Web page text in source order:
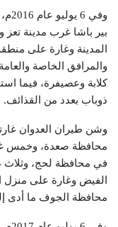
بير باشا غرب مدينة
المدينة وغارة على
والمرافق الخاصة
كلابة وعصيفرة، فيما
ذوباب بعدد من القذائف.
وشن طيران العدوان
محافظة صعدة، وخمس
في محافظة لحج،
الفيض وغارة على منزل
محافظة الجوف ما أدى